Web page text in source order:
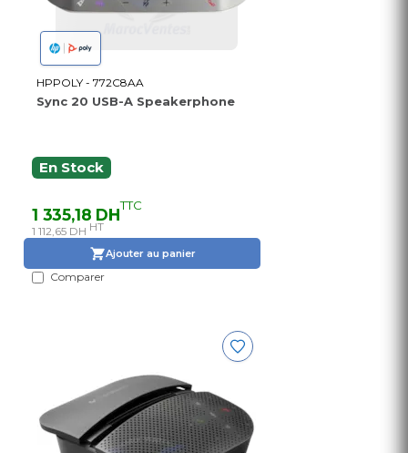
HPPOLY - 772C8AA
Sync 20 USB-A Speakerphone
En Stock
1 335,18 DHTTC
1 112,65 DH HT
Ajouter au panier
Comparer